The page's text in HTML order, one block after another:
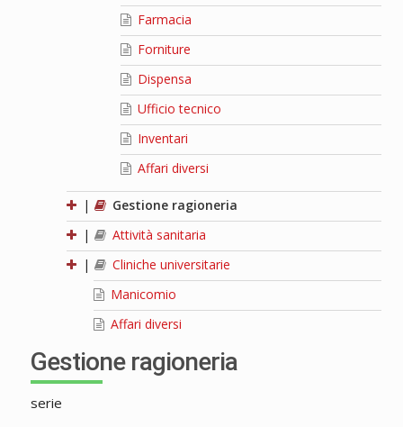
Farmacia
Forniture
Dispensa
Ufficio tecnico
Inventari
Affari diversi
|
Gestione ragioneria
|
Attività sanitaria
|
Cliniche universitarie
Manicomio
Affari diversi
Gestione ragioneria
serie